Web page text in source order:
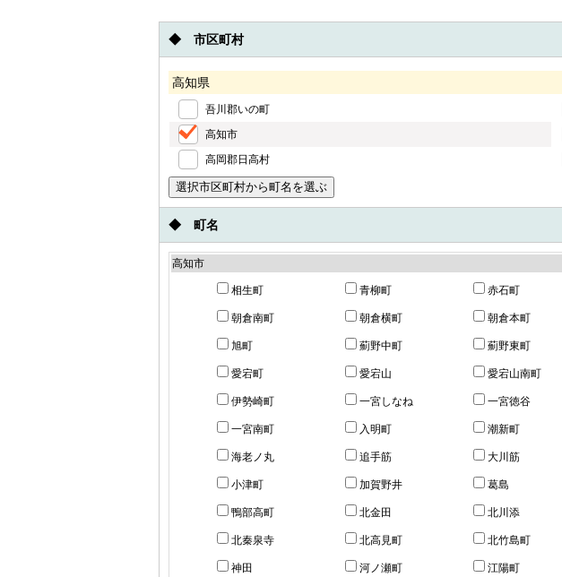
◆ 市区町村
高知県
吾川郡いの町
高知市
高岡郡日高村
◆ 町名
高知市
相生町 青柳町 赤石町
朝倉南町 朝倉横町 朝倉本町
旭町 薊野中町 薊野東町
愛宕町 愛宕山 愛宕山南町
伊勢崎町 一宮しなね 一宮徳谷
一宮南町 入明町 潮新町
海老ノ丸 追手筋 大川筋
小津町 加賀野井 葛島
鴨部高町 北金田 北川添
北秦泉寺 北高見町 北竹島町
神田 河ノ瀬町 江陽町